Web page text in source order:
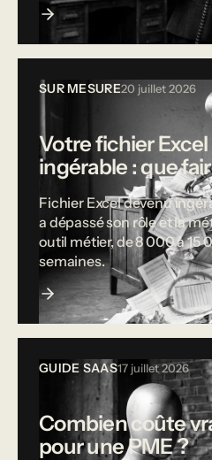
SUR MESURE20 juillet 2026
Votre fichier
ingérable : que
Fichier Excel devenu
a dépassé son rôle et la
outil métier, de 8 000 à 15
semaines.
GUIDE SAAS17 juillet 2026
Combien coûte
pour une PME ?